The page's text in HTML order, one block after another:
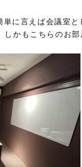
に言えば会議室
かもこちらのお